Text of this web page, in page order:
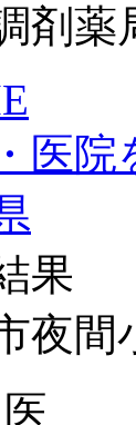
剤薬
医院
果
夜間